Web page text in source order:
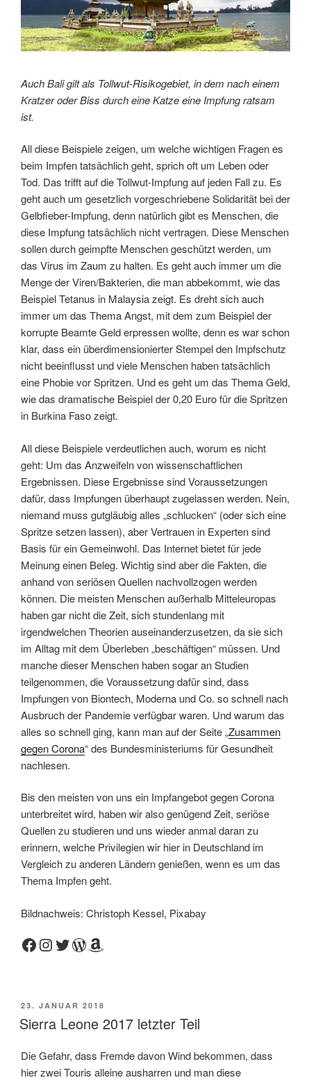
Auch Bali gilt als Tollwut-Risikogebiet, in dem nach einem
Kratzer oder Biss durch eine Katze eine Impfung ratsam
ist.
All diese Beispiele zeigen, um welche wichtigen Fragen es
beim Impfen tatsächlich geht, sprich oft um Leben oder
Tod. Das trifft auf die Tollwut-Impfung auf jeden Fall zu. Es
geht auch um gesetzlich vorgeschriebene Solidarität bei der
Gelbfieber-Impfung, denn natürlich gibt es Menschen, die
diese Impfung tatsächlich nicht vertragen. Diese Menschen
sollen durch geimpfte Menschen geschützt werden, um
das Virus im Zaum zu halten. Es geht auch immer um die
Menge der Viren/Bakterien, die man abbekommt, wie das
Beispiel Tetanus in Malaysia zeigt. Es dreht sich auch
immer um das Thema Angst, mit dem zum Beispiel der
korrupte Beamte Geld erpressen wollte, denn es war schon
klar, dass ein überdimensionierter Stempel den Impfschutz
nicht beeinflusst und viele Menschen haben tatsächlich
eine Phobie vor Spritzen. Und es geht um das Thema Geld,
wie das dramatische Beispiel der 0,20 Euro für die Spritzen
in Burkina Faso zeigt.
All diese Beispiele verdeutlichen auch, worum es nicht
geht: Um das Anzweifeln von wissenschaftlichen
Ergebnissen. Diese Ergebnisse sind Voraussetzungen
dafür, dass Impfungen überhaupt zugelassen werden. Nein,
niemand muss gutgläubig alles „schlucken“ (oder sich eine
Spritze setzen lassen), aber Vertrauen in Experten sind
Basis für ein Gemeinwohl. Das Internet bietet für jede
Meinung einen Beleg. Wichtig sind aber die Fakten, die
anhand von seriösen Quellen nachvollzogen werden
können. Die meisten Menschen außerhalb Mitteleuropas
haben gar nicht die Zeit, sich stundenlang mit
irgendwelchen Theorien auseinanderzusetzen, da sie sich
im Alltag mit dem Überleben „beschäftigen“ müssen. Und
manche dieser Menschen haben sogar an Studien
teilgenommen, die Voraussetzung dafür sind, dass
Impfungen von Biontech, Moderna und Co. so schnell nach
Ausbruch der Pandemie verfügbar waren. Und warum das
alles so schnell ging, kann man auf der Seite „Zusammen
gegen Corona“ des Bundesministeriums für Gesundheit
nachlesen.
Bis den meisten von uns ein Impfangebot gegen Corona
unterbreitet wird, haben wir also genügend Zeit, seriöse
Quellen zu studieren und uns wieder anmal daran zu
erinnern, welche Privilegien wir hier in Deutschland im
Vergleich zu anderen Ländern genießen, wenn es um das
Thema Impfen geht.
Bildnachweis: Christoph Kessel, Pixabay
Facebook
Instagram
Twitter
WordPress
Amazon
VERÖFFENTLICHT
AM
23. JANUAR 2018
Sierra Leone 2017 letzter Teil
Die Gefahr, dass Fremde davon Wind bekommen, dass
hier zwei Touris alleine ausharren und man diese